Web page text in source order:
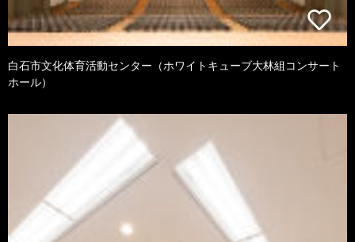
白石市文化体育活動センター（ホワイトキューブ大林組コンサート
ホール）